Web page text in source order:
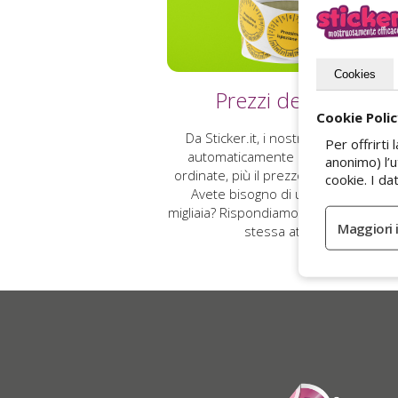
Prezzi decrescenti
Da Sticker.it, i nostri prezzi si
automaticamente ai vostri volumi:
ordinate, più il prezzo unitario
Avete bisogno di un solo sticker o
migliaia? Rispondiamo a ogni
stessa attenzione.
Cookies
Cookie
Per offrirti
anonimo)
cookie. I